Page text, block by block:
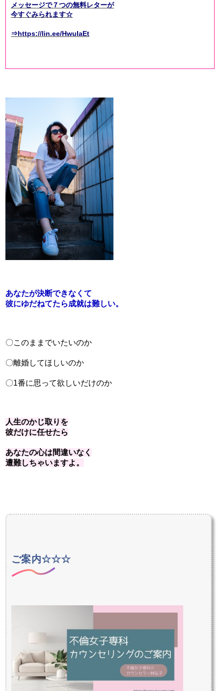
メッセージで７つの無料レターが
今すぐみられます☆
⇒https://lin.ee/HwuIaEt
あなたが決断できなくて
彼にゆだねてたら成就は難しい。
〇このままでいたいのか
〇離婚してほしいのか
〇1番に思って欲しいだけのか
人生のかじ取りを
彼だけに任せたら
あなたの心は間違いなく
遭難しちゃいますよ。
ご案内☆☆☆